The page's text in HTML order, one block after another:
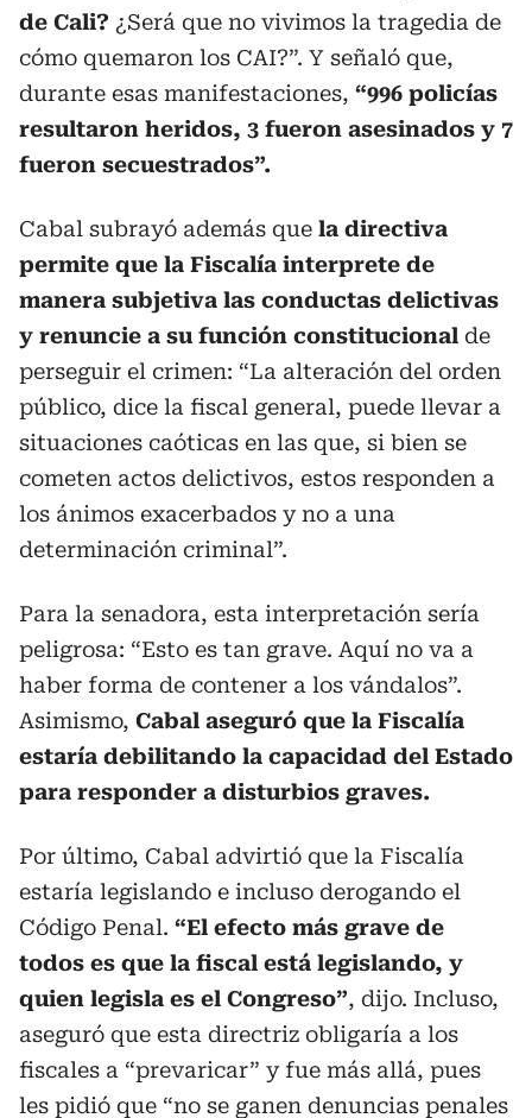
de Cali? ¿Será que no vivimos la tragedia de
cómo quemaron los CAI?”. Y señaló que,
durante esas manifestaciones, “996 policías
resultaron heridos, 3 fueron asesinados y 7
fueron secuestrados”.
Cabal subrayó además que la directiva
permite que la Fiscalía interprete de
manera subjetiva las conductas delictivas
y renuncie a su función constitucional de
perseguir el crimen: “La alteración del orden
público, dice la fiscal general, puede llevar a
situaciones caóticas en las que, si bien se
cometen actos delictivos, estos responden a
los ánimos exacerbados y no a una
determinación criminal”.
Para la senadora, esta interpretación sería
peligrosa: “Esto es tan grave. Aquí no va a
haber forma de contener a los vándalos”.
Asimismo, Cabal aseguró que la Fiscalía
estaría debilitando la capacidad del Estado
para responder a disturbios graves.
Por último, Cabal advirtió que la Fiscalía
estaría legislando e incluso derogando el
Código Penal. “El efecto más grave de
todos es que la fiscal está legislando, y
quien legisla es el Congreso”, dijo. Incluso,
aseguró que esta directriz obligaría a los
fiscales a “prevaricar” y fue más allá, pues
les pidió que “no se ganen denuncias penales